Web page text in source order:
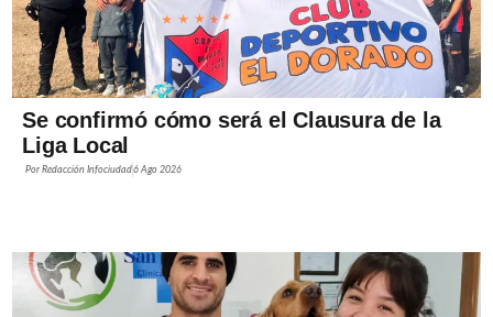
Se confirmó cómo será el Clausura de la
Liga Local
PorRedacción Infociudad6 Ago 2026